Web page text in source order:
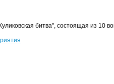
битва", состоящая из 10